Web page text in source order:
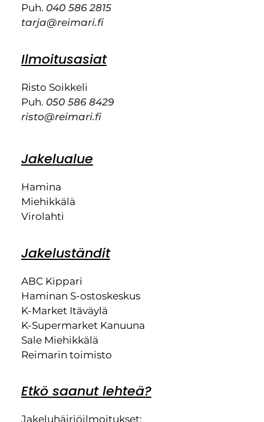
Puh. 040 586 2815
tarja@reimari.fi
Ilmoitusasiat
Risto Soikkeli
Puh. 050 586 8429
risto@reimari.fi
Jakelualue
Hamina
Miehikkälä
Virolahti
Jakeluständit
ABC Kippari
Haminan S-ostoskeskus
K-Market Itäväylä
K-Supermarket Kanuuna
Sale Miehikkälä
Reimarin toimisto
Etkö saanut lehteä?
Jakeluhäiriöilmoitukset: